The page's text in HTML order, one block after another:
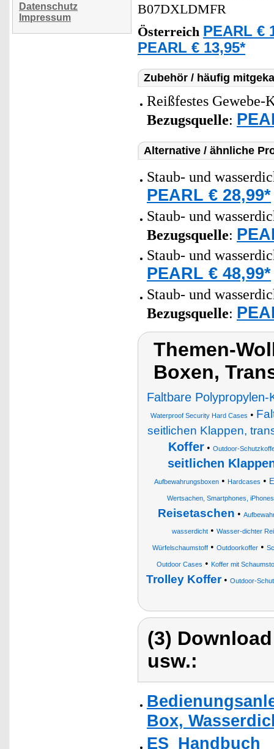
Datenschutz
Impressum
B07DXLDMFR
Österreich PEARL €
PEARL € 13,95*
Zubehör / häufig
Reißfestes Gewebe-
Bezugsquelle:
Alternative / ähnliche
Staub- und
PEARL € 28,99*
Staub- und
Bezugsquelle:
Staub- und
PEARL € 48,99*
Staub- und
Bezugsquelle:
Themen-
Boxen,
Faltbare
Waterproof Security Hard Cases •
seitlichen Klappen,
Koffer• Outdoor-
seitlichen
Aufbewahrungsboxen• Hardcases •
Wertsachen, Smartphones,
Reisetaschen •
wasserdicht• Wasser-dichter
Würfelschaumstoff • Outdoorkoffer •
Outdoor Cases • Koffer mit
Trolley Koffer• Outdoor-
(3)
usw.:
Box,
ES_Handbuch